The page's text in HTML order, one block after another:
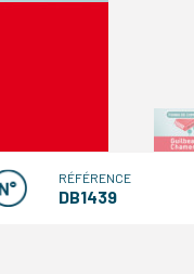
RÉFÉRENCE
DB1439